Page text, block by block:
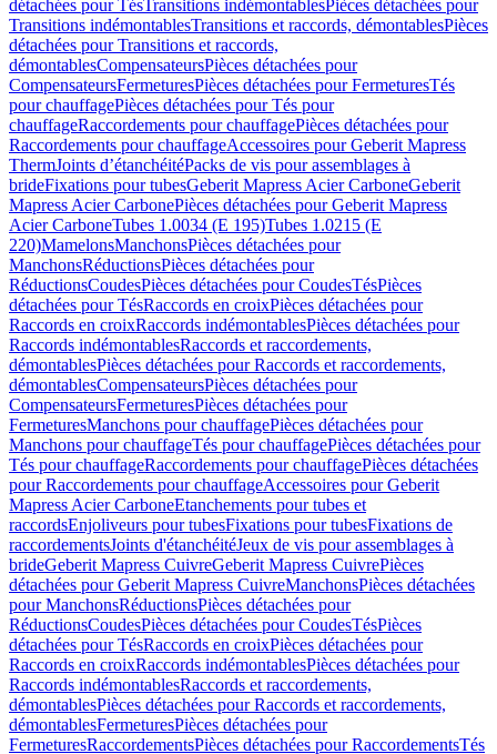
détachées pour TésTransitions indémontablesPièces détachées pour
Transitions indémontablesTransitions et raccords, démontablesPièces
détachées pour Transitions et raccords,
démontablesCompensateursPièces détachées pour
CompensateursFermeturesPièces détachées pour FermeturesTés
pour chauffagePièces détachées pour Tés pour
chauffageRaccordements pour chauffagePièces détachées pour
Raccordements pour chauffageAccessoires pour Geberit Mapress
ThermJoints d’étanchéitéPacks de vis pour assemblages à
brideFixations pour tubesGeberit Mapress Acier CarboneGeberit
Mapress Acier CarbonePièces détachées pour Geberit Mapress
Acier CarboneTubes 1.0034 (E 195)Tubes 1.0215 (E
220)MamelonsManchonsPièces détachées pour
ManchonsRéductionsPièces détachées pour
RéductionsCoudesPièces détachées pour CoudesTésPièces
détachées pour TésRaccords en croixPièces détachées pour
Raccords en croixRaccords indémontablesPièces détachées pour
Raccords indémontablesRaccords et raccordements,
démontablesPièces détachées pour Raccords et raccordements,
démontablesCompensateursPièces détachées pour
CompensateursFermeturesPièces détachées pour
FermeturesManchons pour chauffagePièces détachées pour
Manchons pour chauffageTés pour chauffagePièces détachées pour
Tés pour chauffageRaccordements pour chauffagePièces détachées
pour Raccordements pour chauffageAccessoires pour Geberit
Mapress Acier CarboneEtanchements pour tubes et
raccordsEnjoliveurs pour tubesFixations pour tubesFixations de
raccordementsJoints d'étanchéitéJeux de vis pour assemblages à
brideGeberit Mapress CuivreGeberit Mapress CuivrePièces
détachées pour Geberit Mapress CuivreManchonsPièces détachées
pour ManchonsRéductionsPièces détachées pour
RéductionsCoudesPièces détachées pour CoudesTésPièces
détachées pour TésRaccords en croixPièces détachées pour
Raccords en croixRaccords indémontablesPièces détachées pour
Raccords indémontablesRaccords et raccordements,
démontablesPièces détachées pour Raccords et raccordements,
démontablesFermeturesPièces détachées pour
FermeturesRaccordementsPièces détachées pour RaccordementsTés